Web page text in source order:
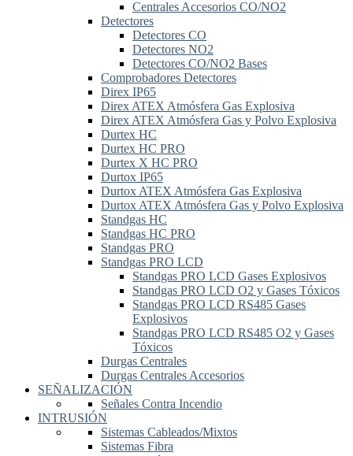
Centrales Accesorios CO/NO2
Detectores
Detectores CO
Detectores NO2
Detectores CO/NO2 Bases
Comprobadores Detectores
Direx IP65
Direx ATEX Atmósfera Gas Explosiva
Direx ATEX Atmósfera Gas y Polvo Explosiva
Durtex HC
Durtex HC PRO
Durtex X HC PRO
Durtox IP65
Durtox ATEX Atmósfera Gas Explosiva
Durtox ATEX Atmósfera Gas y Polvo Explosiva
Standgas HC
Standgas HC PRO
Standgas PRO
Standgas PRO LCD
Standgas PRO LCD Gases Explosivos
Standgas PRO LCD O2 y Gases Tóxicos
Standgas PRO LCD RS485 Gases
Explosivos
Standgas PRO LCD RS485 O2 y Gases
Tóxicos
Durgas Centrales
Durgas Centrales Accesorios
SEÑALIZACIÓN
Señales Contra Incendio
INTRUSIÓN
Sistemas Cableados/Mixtos
Sistemas Fibra